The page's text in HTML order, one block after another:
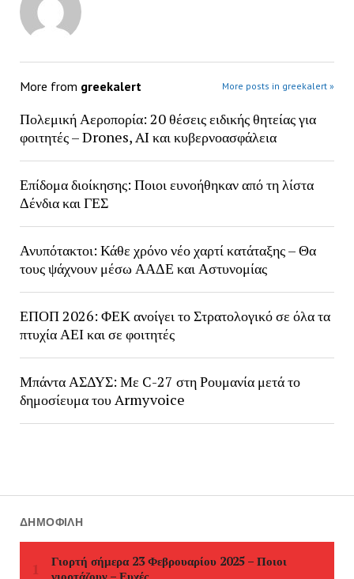
More from greekalert More posts in greekalert »
Πολεμική Αεροπορία: 20 θέσεις ειδικής θητείας για
φοιτητές – Drones, AI και κυβερνοασφάλεια
Επίδομα διοίκησης: Ποιοι ευνοήθηκαν από τη λίστα
Δένδια και ΓΕΣ
Ανυπότακτοι: Κάθε χρόνο νέο χαρτί κατάταξης – Θα
τους ψάχνουν μέσω ΑΑΔΕ και Αστυνομίας
ΕΠΟΠ 2026: ΦΕΚ ανοίγει το Στρατολογικό σε όλα τα
πτυχία ΑΕΙ και σε φοιτητές
Μπάντα ΑΣΔΥΣ: Με C-27 στη Ρουμανία μετά το
δημοσίευμα του Armyvoice
ΔΗΜΟΦΙΛΉ